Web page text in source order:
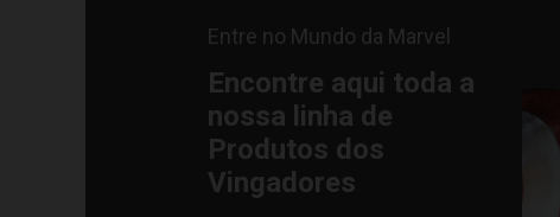
Entre no Mundo da Marvel
Encontre aqui toda a
nossa linha de
Produtos dos
Vingadores